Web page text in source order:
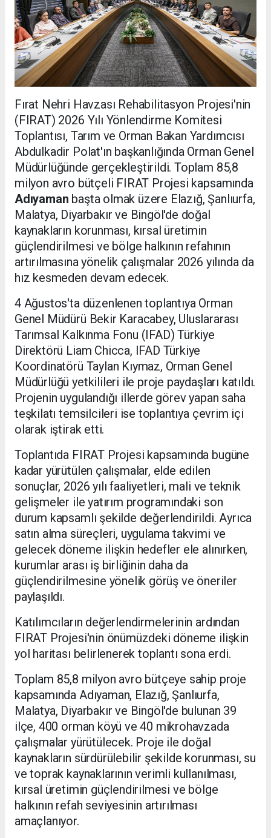
Fırat Nehri Havzası Rehabilitasyon Projesi'nin
(FIRAT) 2026 Yılı Yönlendirme Komitesi
Toplantısı, Tarım ve Orman Bakan Yardımcısı
Abdulkadir Polat'ın başkanlığında Orman Genel
Müdürlüğünde gerçekleştirildi. Toplam 85,8
milyon avro bütçeli FIRAT Projesi kapsamında
Adıyaman başta olmak üzere Elazığ, Şanlıurfa,
Malatya, Diyarbakır ve Bingöl'de doğal
kaynakların korunması, kırsal üretimin
güçlendirilmesi ve bölge halkının refahının
artırılmasına yönelik çalışmalar 2026 yılında da
hız kesmeden devam edecek.
4 Ağustos'ta düzenlenen toplantıya Orman
Genel Müdürü Bekir Karacabey, Uluslararası
Tarımsal Kalkınma Fonu (IFAD) Türkiye
Direktörü Liam Chicca, IFAD Türkiye
Koordinatörü Taylan Kıymaz, Orman Genel
Müdürlüğü yetkilileri ile proje paydaşları katıldı.
Projenin uygulandığı illerde görev yapan saha
teşkilatı temsilcileri ise toplantıya çevrim içi
olarak iştirak etti.
Toplantıda FIRAT Projesi kapsamında bugüne
kadar yürütülen çalışmalar, elde edilen
sonuçlar, 2026 yılı faaliyetleri, mali ve teknik
gelişmeler ile yatırım programındaki son
durum kapsamlı şekilde değerlendirildi. Ayrıca
satın alma süreçleri, uygulama takvimi ve
gelecek döneme ilişkin hedefler ele alınırken,
kurumlar arası iş birliğinin daha da
güçlendirilmesine yönelik görüş ve öneriler
paylaşıldı.
Katılımcıların değerlendirmelerinin ardından
FIRAT Projesi'nin önümüzdeki döneme ilişkin
yol haritası belirlenerek toplantı sona erdi.
Toplam 85,8 milyon avro bütçeye sahip proje
kapsamında Adıyaman, Elazığ, Şanlıurfa,
Malatya, Diyarbakır ve Bingöl'de bulunan 39
ilçe, 400 orman köyü ve 40 mikrohavzada
çalışmalar yürütülecek. Proje ile doğal
kaynakların sürdürülebilir şekilde korunması, su
ve toprak kaynaklarının verimli kullanılması,
kırsal üretimin güçlendirilmesi ve bölge
halkının refah seviyesinin artırılması
amaçlanıyor.